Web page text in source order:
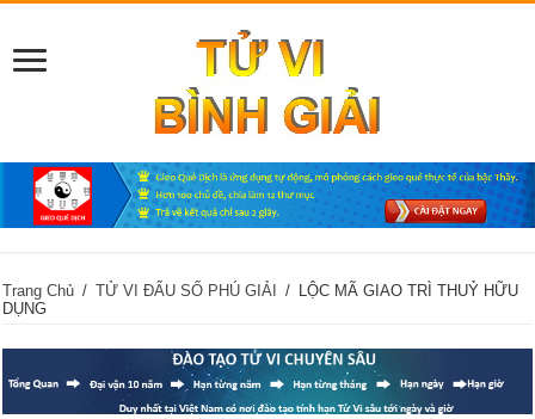
Trang Chủ / TỬ VI ĐẨU SỐ PHÚ GIẢI / LỘC MÃ GIAO TRÌ THUỶ HỮU
DỤNG